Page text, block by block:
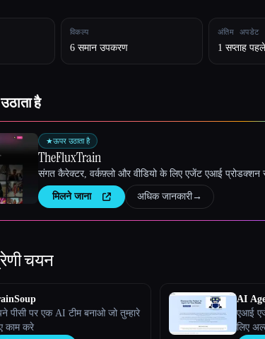
विकल्प
6 समान उपकरण
अंतिम अपडेट
1 सप्ताह पहले
है
★ऊपर उठाता है
TheFluxTrain
संगत कैरेक्टर, वर्कफ़्लो और वीडियो के लिए एजेंट एआई प्रोडक्शन
मिलने जाना अधिक जानकारी→
चयन
पीसी पर एक AI टीम बनाओ जो तुम्हारे
काम करे
AI
एआई
लिए